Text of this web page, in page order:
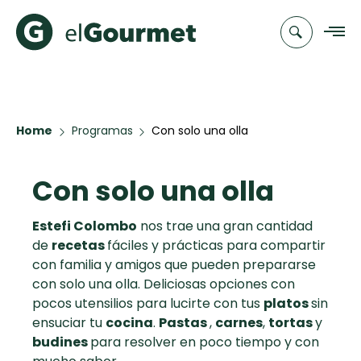
Recetas
Populares
Aguachile de
Camarón de
mi Papá
Hot Pancakes
Categorias
Cupcakes y
Muffins
A Pura Dulzura
Canal de
TV
Novedades
Club
elGourmet
Home Programas Con solo una olla
Con solo una olla
Estefi Colombo nos trae una gran cantidad
de recetasfáciles y prácticas para compartir
con familia y amigos que pueden prepararse
con solo una olla. Deliciosas opciones con
pocos utensilios para lucirte con tus platossin
ensuciar tu cocina. Pastas, carnes, tortasy
budinespara resolver en poco tiempo y con